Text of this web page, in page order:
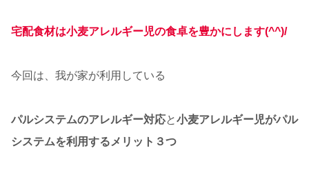
宅配食材は小麦アレルギー児の食卓を豊かにします(^^)/
今回は、我が家が利用している
パルシステムのアレルギー対応と小麦アレルギー児がパル
システムを利用するメリット３つ